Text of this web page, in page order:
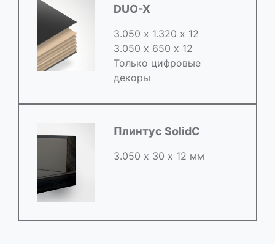
DUO-X
3.050 х 1.320 х 12
3.050 x 650 х 12
Только цифровые
декоры
Плинтус SolidC
3.050 х 30 х 12 мм